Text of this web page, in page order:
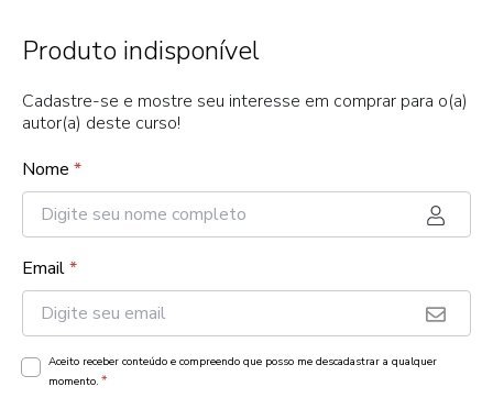
Produto indisponível
Cadastre-se e mostre seu interesse em comprar para o(a)
autor(a) deste curso!
Nome *
Email*
Aceito receber conteúdo e compreendo que posso me descadastrar a qualquer
momento. *